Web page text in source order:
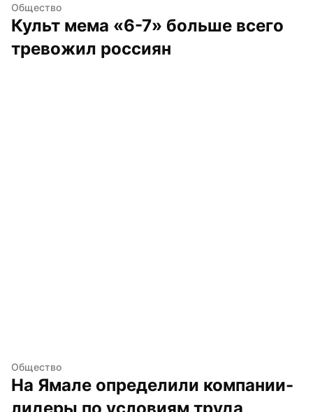
Общество
Культ мема «6-7» больше всего
тревожил россиян
Общество
На Ямале определили компании-